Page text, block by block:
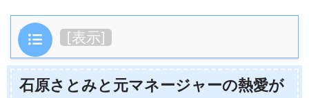
目次 [表示]
石原さとみと元マネージャーの熱愛が